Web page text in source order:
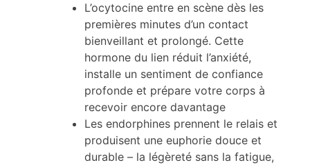
L’ocytocine entre en scène dès les
premières minutes d’un contact
bienveillant et prolongé. Cette
hormone du lien réduit l’anxiété,
installe un sentiment de confiance
profonde et prépare votre corps à
recevoir encore davantage
Les endorphines prennent le relais et
produisent une euphorie douce et
durable – la légèreté sans la fatigue,